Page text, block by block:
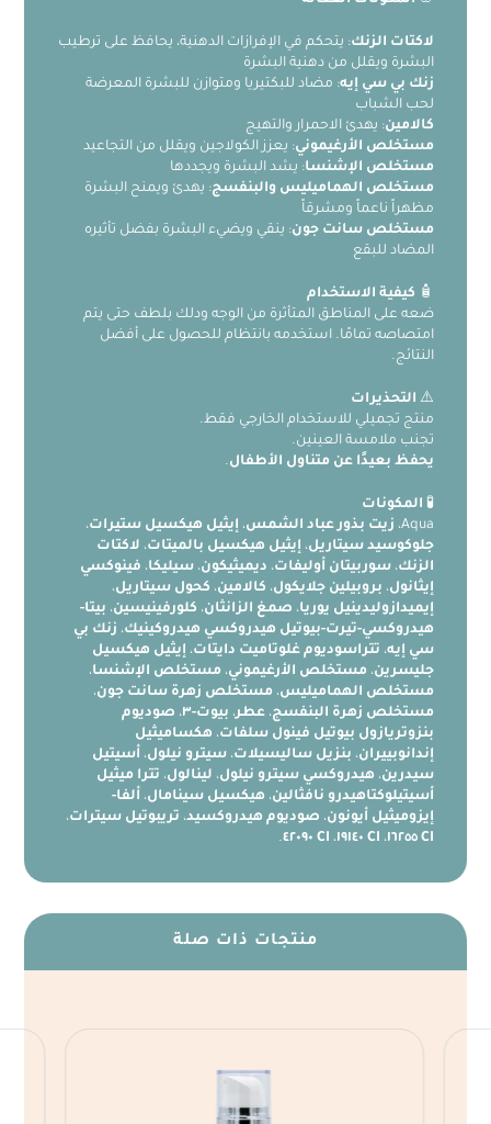
لاكتات الزنك: يتحكم في الإفرازات الدهنية، يحافظ على ترطيب
البشرة ويقلل من دهنية البشرة
زنك بي سي إيه: مضاد للبكتيريا ومتوازن للبشرة المعرضة
لحب الشباب
كالامين: يهدئ الاحمرار والتهيج
مستخلص الأرغيموني: يعزز الكولاجين ويقلل من التجاعيد
مستخلص الإشنسا: يشد البشرة ويجددها
مستخلص الهماميليس والبنفسج: يهدئ ويمنح البشرة
مظهراً ناعماً ومشرقاً
مستخلص سانت جون: ينقي ويضيء البشرة بفضل تأثيره
المضاد للبقع
🧴 كيفية الاستخدام
ضعه على المناطق المتأثرة من الوجه ودلك بلطف حتى يتم
امتصاصه تمامًا. استخدمه بانتظام للحصول على أفضل
النتائج.
⚠️ التحذيرات
منتج تجميلي للاستخدام الخارجي فقط.
تجنب ملامسة العينين.
يحفظ بعيدًا عن متناول الأطفال.
🧪 المكونات
Aqua، زيت بذور عباد الشمس، إيثيل هيكسيل ستيرات،
جلوكوسيد سيتاريل، إيثيل هيكسيل بالميتات، لاكتات
الزنك،سوربيتان أوليفات، ديميثيكون،سيليكا، فينوكسي
إيثانول، بروبيلين جلايكول، كالامين، كحول سيتاريل،
إيميدازوليدينيل يوريا، صمغ الزانثان، كلورفينيسين، بيتا-
هيدروكسي-تيرت-بيوتيل هيدروكسي هيدروكينيك، زنك بي
سي إيه، تتراسوديوم غلوتاميت دايتات، إيثيل هيكسيل
جليسرين، مستخلص الأرغيموني، مستخلص الإشنسا،
مستخلص الهماميليس، مستخلص زهرة سانت جون،
مستخلص زهرة البنفسج،عطر، بيوت-٣ ، صوديوم
بنزوتريازول بيوتيل فينول سلفات، هكساميثيل
إندانوبييران، بنزيل ساليسيلات،سيترو نيلول، أسيتيل
سيدرين، هيدروكسي سيترو نيلول، لينالول، تترا ميثيل
أسيتيلوكتاهيدرو نافثالين، هيكسيل سينامال، ألفا-
إيزوميثيل أيونون، صوديوم هيدروكسيد، تريبوتيل سيترات،
CI ١٦٢٥٥
، CI ١٩١٤٠ ، CI ٤٢٠٩٠ .
منتجات ذات صلة